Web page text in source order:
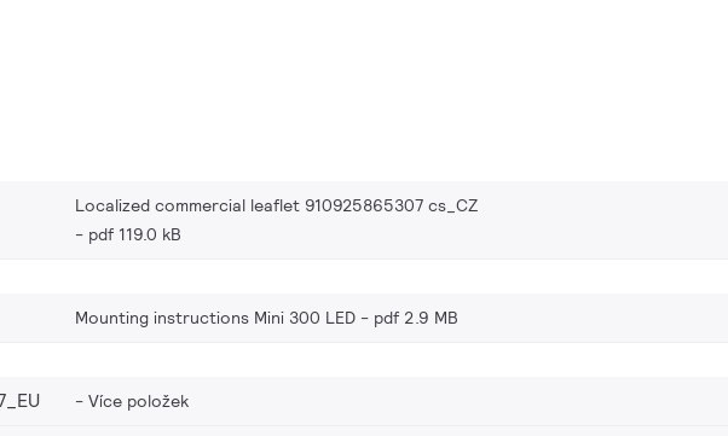
Localized commercial leaflet 910925865307 cs_CZ
pdf 119.0 kB
Mounting instructions Mini 300 LED pdf 2.9 MB
Více položek